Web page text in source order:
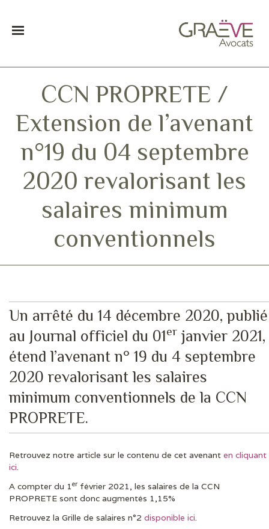
CCN PROPRETE /
Extension de l’avenant
n°19 du 04 septembre
2020 revalorisant les
salaires minimum
conventionnels
Un arrêté du 14 décembre 2020, publié
au Journal officiel du 01er janvier 2021,
étendl’avenant n° 19 du 4 septembre
2020 revalorisant les salaires
minimum conventionnels de la CCN
PROPRETE.
Retrouvez notre article sur le contenu de cet avenant en cliquant
ici.
A compter du 1er février 2021, les salaires de la CCN
PROPRETE sont donc augmentés 1,15%
Retrouvez la Grille de salaires n°2 disponible ici.
DERNIÈRES ACTUS